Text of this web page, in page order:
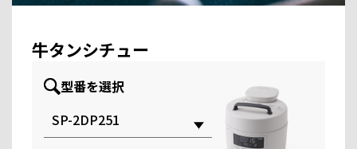
牛タンシチュー
型番を選択